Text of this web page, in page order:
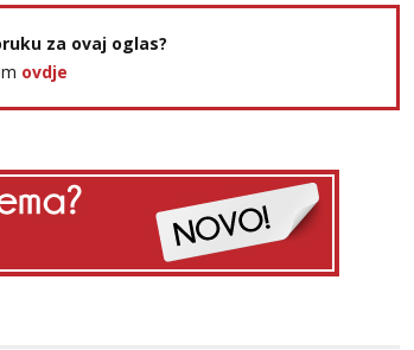
za ovaj oglas?
ovdje